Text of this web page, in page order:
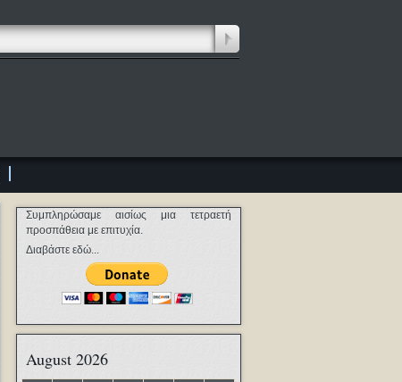
Συμπληρώσαμε αισίως μια τετραετή
προσπάθεια με επιτυχία.
Διαβάστε εδώ...
August 2026